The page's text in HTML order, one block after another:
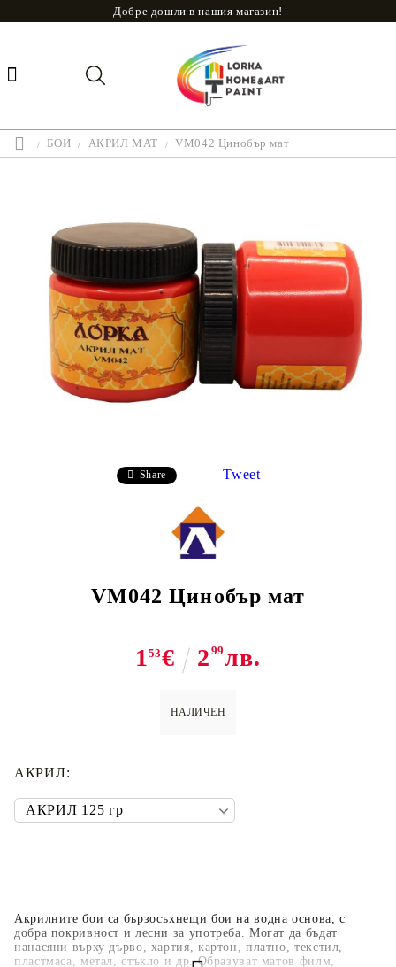
Добре дошли в нашия магазин!
БОИ АКРИЛ МАТ VM042 Цинобър мат
Share Tweet
VM042 Цинобър мат
153€ 2 99лв.
НАЛИЧЕН
Акрилните бои са бързосъхнещи бои на водна основа, с
добра покривност и лесни за употреба. Могат да бъдат
нанасяни върху дърво, хартия, картон, платно, текстил,
пластмаса, метал, стъкло и др. Образуват матов филм,
АКРИЛ: